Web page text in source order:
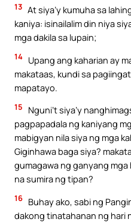
13 At siya’y kumuha sa
kaniya: isinailalim din niya
mga dakila sa lupain;
14 Upang ang kaharian ay
makataas, kundi sa
mapatayo.
15
Nguni’t siya’y
pagpapadala ng kaniyang
mabigyan nila siya ng mga
Giginhawa baga siya?
gumagawa ng ganyang
na sumira ng tipan?
16 Buhay ako, sabi ng
dakong tinatahanan ng hari